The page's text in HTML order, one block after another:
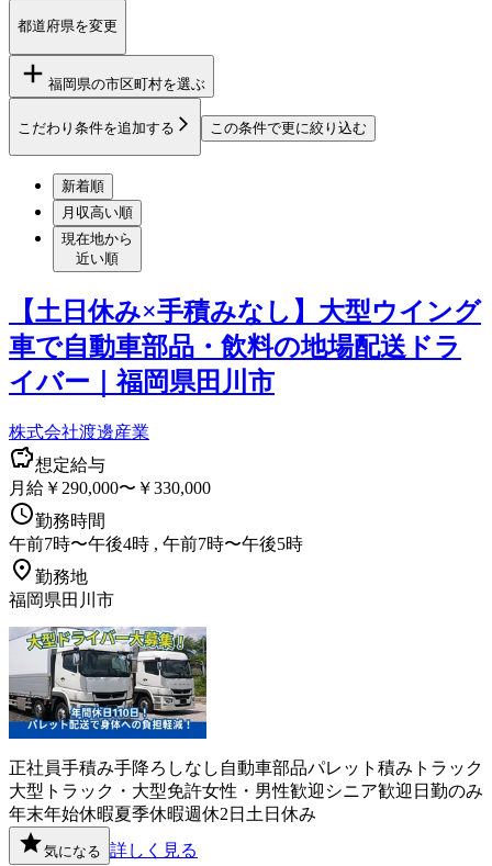
都道府県を変更
福岡県の市区町村を選ぶ
こだわり条件を追加する この条件で更に絞り込む
新着順
月収高い順
現在地から
近い順
【土日休み×手積みなし】大型ウイング
車で自動車部品・飲料の地場配送ドラ
イバー｜福岡県田川市
株式会社渡邊産業
想定給与
月給￥290,000〜￥330,000
勤務時間
午前7時〜午後4時 , 午前7時〜午後5時
勤務地
福岡県田川市
正社員手積み手降ろしなし 自動車部品パレット積み トラック
大型トラック・大型免許女性・男性歓迎 シニア歓迎 日勤のみ
年末年始休暇夏季休暇週休2日 土日休み
気になる 詳しく見る